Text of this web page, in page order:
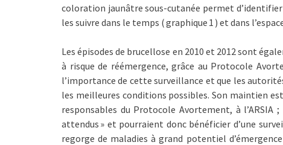
coloration jaunâtre sous-cutanée permet d’identifier
les suivre dans le temps ( graphique 1 ) et dans
Les épisodes de brucellose en 2010 et 2012 sont
à risque de réémergence, grâce au Protocole
l’importance de cette surveillance et que les
les meilleures conditions possibles. Son maintien
responsables du Protocole Avortement, à l’ARSIA
attendus » et pourraient donc bénéficier d’une
regorge de maladies à grand potentiel